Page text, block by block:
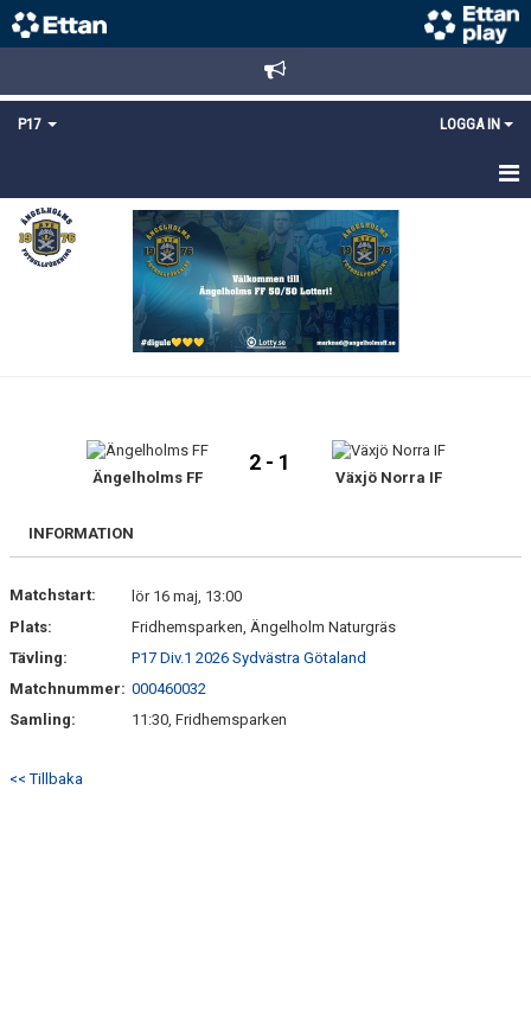
P17 LOGGA IN
HEM
NYHETER
DOKUMENT
KONTAKT
Ängelholms FF
2 - 1
Växjö Norra IF
INFORMATION
Matchstart:
lör 16 maj, 13:00
Plats:
Fridhemsparken, Ängelholm Naturgräs
Tävling:
P17 Div.1 2026 Sydvästra Götaland
Matchnummer: 000460032
Samling:
11:30, Fridhemsparken
<< Tillbaka